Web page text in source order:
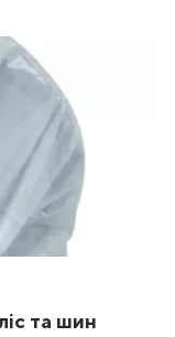
та шин